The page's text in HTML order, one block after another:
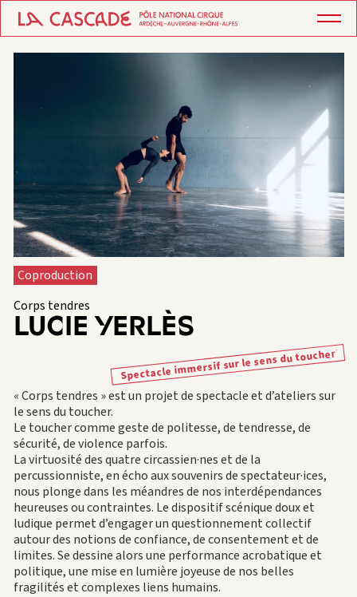
Coproduction
Corps tendres
LUCIE YERLÈS
Spectacle immersif sur le sens du toucher͘
« Corps tendres » est un projet de spectacle et d’ateliers sur
le sens du toucher.
Le toucher comme geste de politesse, de tendresse, de
sécurité, de violence parfois.
La virtuosité des quatre circassien·nes et de la
percussionniste, en écho aux souvenirs de spectateur·ices,
nous plonge dans les méandres de nos interdépendances
heureuses ou contraintes. Le dispositif scénique doux et
ludique permet d’engager un questionnement collectif
autour des notions de confiance, de consentement et de
limites. Se dessine alors une performance acrobatique et
politique, une mise en lumière joyeuse de nos belles
fragilités et complexes liens humains.